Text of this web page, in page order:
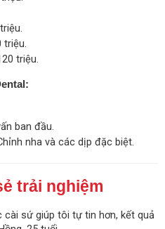
triệu.
triệu.
ban đầu.
nha và các dịp đặc biệt.
trải nghiệm
cài sứ giúp tôi tự tin hơn, kết quả